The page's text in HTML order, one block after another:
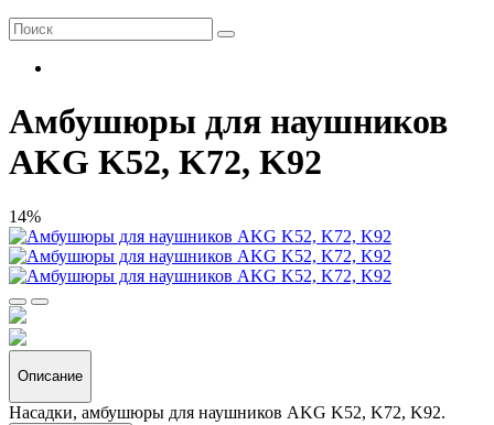
Амбушюры для наушников
AKG K52, K72, K92
14%
Описание
Насадки, амбушюры для наушников AKG K52, K72, K92.